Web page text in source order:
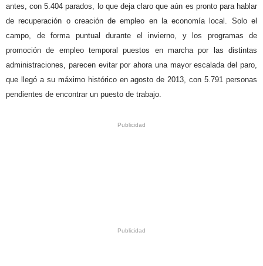
antes, con 5.404 parados, lo que deja claro que aún es pronto para hablar
de recuperación o creación de empleo en la economía local. Solo el
campo, de forma puntual durante el invierno, y los programas de
promoción de empleo temporal puestos en marcha por las distintas
administraciones, parecen evitar por ahora una mayor escalada del paro,
que llegó a su máximo histórico en agosto de 2013, con 5.791 personas
pendientes de encontrar un puesto de trabajo.